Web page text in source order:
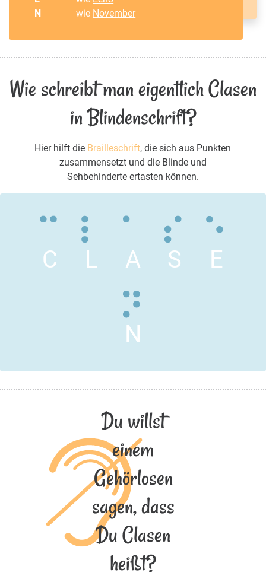
N
wie November
Wie schreibt man eigentlich Clasen
in Blindenschrift?
Hier hilft die Brailleschrift, die sich aus Punkten
zusammensetzt und die Blinde und
Sehbehinderte ertasten können.
C L A S E
N
Du willst
einem
Gehörlosen
sagen, dass
Du Clasen
heißt?